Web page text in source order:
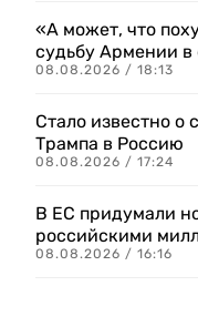
«А может, что
судьбу Армении в
08.08.2026 / 18:13
Стало известно о
Трампа в Россию
08.08.2026 / 17:24
В ЕС придумали
российскими
08.08.2026 / 16:16